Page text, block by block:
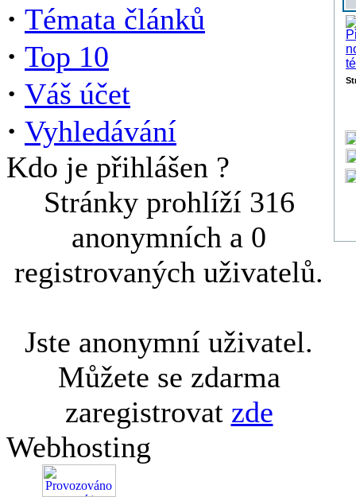
· Témata článků
· Top 10
· Váš účet
· Vyhledávání
Kdo je přihlášen ?
Stránky prohlíží 316
anonymních a 0
registrovaných uživatelů.
Jste anonymní uživatel.
Můžete se zdarma
zaregistrovat zde
Webhosting